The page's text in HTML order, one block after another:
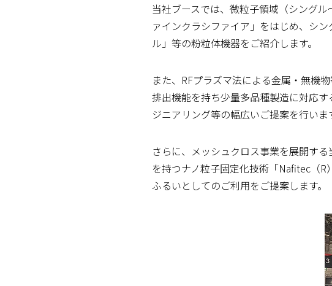
当社ブースでは、微粒子領域（シング
ァインクラシファイア」をはじめ、シ
ル」等の粉粒体機器をご紹介します。
また、RFプラズマ法による金属・無機
排出機能を持ち少量多品種製造に対応
ジニアリング等の幅広いご提案を行いま
さらに、メッシュクロス事業を展開す
を持つナノ粒子固定化技術「Nafitec（
ふるいとしてのご利用をご提案します。